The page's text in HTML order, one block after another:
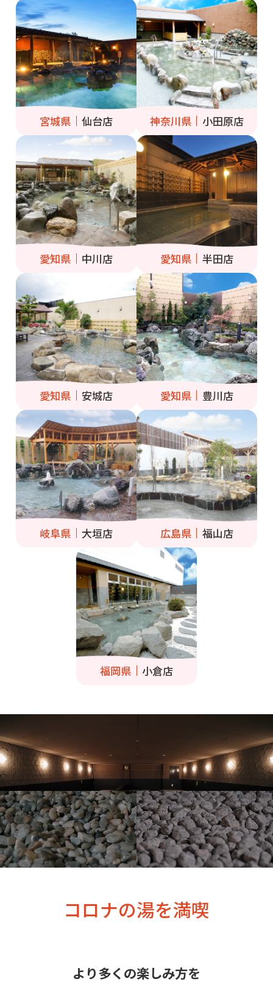
宮城県 仙台店 神奈川県 小田原店
愛知県 中川店 愛知県 半田店
愛知県 安城店 愛知県 豊川店
岐阜県 大垣店 広島県 福山店
福岡県 小倉店
コロナの湯を満喫
より多くの楽しみ方を